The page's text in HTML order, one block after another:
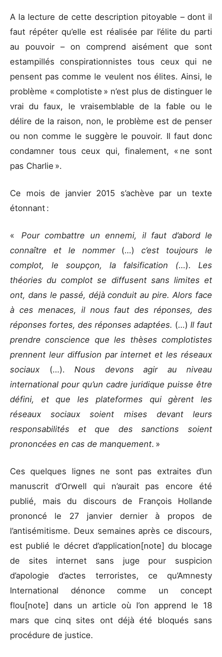
A la lecture de cette description pitoyable – dont il
faut répéter qu’elle est réalisée par l’élite du parti
au pouvoir – on comprend aisément que sont
estampillés conspirationnistes tous ceux qui ne
pensent pas comme le veulent nos élites. Ainsi, le
problème « complotiste » n’est plus de distinguer le
vrai du faux, le vraisemblable de la fable ou le
délire de la raison, non, le problème est de penser
ou non comme le suggère le pouvoir. Il faut donc
condamner tous ceux qui, finalement, « ne sont
pas Charlie ».
Ce mois de janvier 2015 s’achève par un texte
étonnant :
« Pour combattre un ennemi, il faut d’abord le
connaître et le nommer (…)c’est toujours le
complot, le soupçon, la falsification (…). Les
théories du complot se diffusent sans limites et
ont, dans le passé, déjà conduit au pire. Alors face
à ces menaces, il nous faut des réponses, des
réponses fortes, des réponses adaptées. (…) Il faut
prendre conscience que les thèses complotistes
prennent leur diffusion par internet et les réseaux
sociaux (…). Nous devons agir au niveau
international pour qu’un cadre juridique puisse être
défini, et que les plateformes qui gèrent les
réseaux sociaux soient mises devant leurs
responsabilités et que des sanctions soient
prononcées en cas de manquement. »
Ces quelques lignes ne sont pas extraites d’un
manuscrit d’Orwell qui n’aurait pas encore été
publié, mais du discours de François Hollande
prononcé le 27 janvier dernier à propos de
l’antisémitisme. Deux semaines après ce discours,
est publié le décret d’application[note] du blocage
de sites internet sans juge pour suspicion
d’apologie d’actes terroristes, ce qu’Amnesty
International dénonce comme un concept
flou[note] dans un article où l’on apprend le 18
mars que cinq sites ont déjà été bloqués sans
procédure de justice.